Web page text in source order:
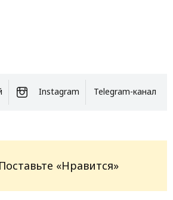
Instagram Telegram-канал
Поставьте «Нравится»